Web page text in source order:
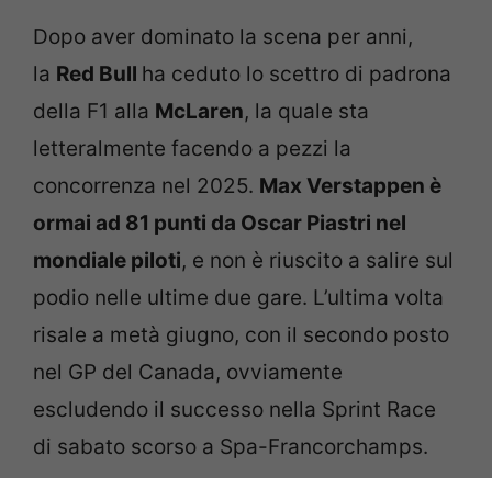
Dopo aver dominato la scena per anni,
la Red Bull ha ceduto lo scettro di padrona
della F1 alla McLaren, la quale sta
letteralmente facendo a pezzi la
concorrenza nel 2025. Max Verstappen è
ormai ad 81 punti da Oscar Piastri nel
mondiale piloti, e non è riuscito a salire sul
podio nelle ultime due gare. L’ultima volta
risale a metà giugno, con il secondo posto
nel GP del Canada, ovviamente
escludendo il successo nella Sprint Race
di sabato scorso a Spa-Francorchamps.